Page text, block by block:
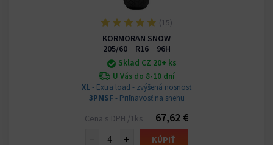
(15)
KORMORAN SNOW
205/60 R16 96H
Sklad CZ 20+ ks
U Vás do 8-10 dní
XL- Extra load - zvýšená nosnosť
3PMSF- Priľnavosť na snehu
Cena s DPH /1ks
67,62 €
−
+ KÚPIŤ